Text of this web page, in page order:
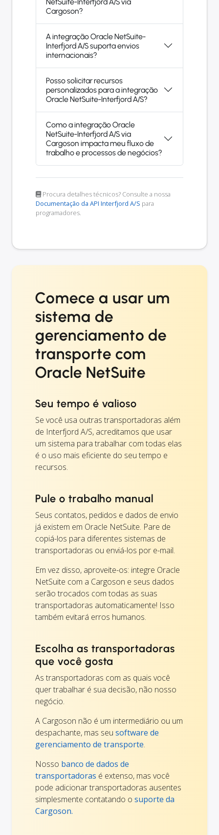
Cargoson?
A integração Oracle NetSuite-
Interfjord A/S suporta envios
internacionais?
Posso solicitar recursos
personalizados para a integração
Oracle NetSuite-Interfjord A/S?
Como a integração Oracle
NetSuite-Interfjord A/S via
Cargoson impacta meu fluxo de
trabalho e processos de negócios?
Procura detalhes técnicos? Consulte a nossa
Documentação da API Interfjord A/S para
programadores.
Comece a usar um
sistema de
gerenciamento de
transporte com
Oracle NetSuite
Seu tempo é valioso
Se você usa outras transportadoras além
de Interfjord A/S, acreditamos que usar
um sistema para trabalhar com todas elas
é o uso mais eficiente do seu tempo e
recursos.
Pule o trabalho manual
Seus contatos, pedidos e dados de envio
já existem em Oracle NetSuite. Pare de
copiá-los para diferentes sistemas de
transportadoras ou enviá-los por e-mail.
Em vez disso, aproveite-os: integre Oracle
NetSuite com a Cargoson e seus dados
serão trocados com todas as suas
transportadoras automaticamente! Isso
também evitará erros humanos.
Escolha as transportadoras
que você gosta
As transportadoras com as quais você
quer trabalhar é sua decisão, não nosso
negócio.
A Cargoson não é um intermediário ou um
despachante, mas seu software de
gerenciamento de transporte.
Nosso banco de dados de
transportadoras é extenso, mas você
pode adicionar transportadoras ausentes
simplesmente contatando o suporte da
Cargoson.